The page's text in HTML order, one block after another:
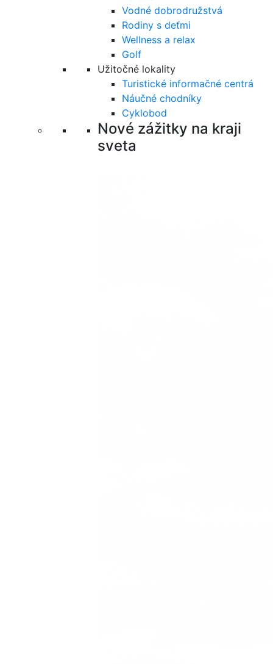
Vodné dobrodružstvá
Rodiny s deťmi
Wellness a relax
Golf
Užitočné lokality
Turistické informačné centrá
Náučné chodníky
Cyklobod
Nové zážitky na kraji
sveta